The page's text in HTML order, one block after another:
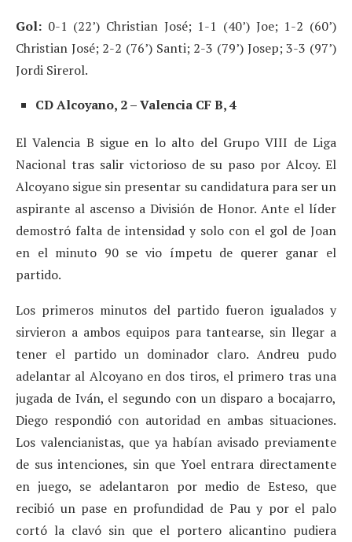
Gol: 0-1 (22’) Christian José; 1-1 (40’) Joe; 1-2 (60’)
Christian José; 2-2 (76’) Santi; 2-3 (79’) Josep; 3-3 (97’)
Jordi Sirerol.
CD Alcoyano, 2 – Valencia CF B, 4
El Valencia B sigue en lo alto del Grupo VIII de Liga
Nacional tras salir victorioso de su paso por Alcoy. El
Alcoyano sigue sin presentar su candidatura para ser un
aspirante al ascenso a División de Honor. Ante el líder
demostró falta de intensidad y solo con el gol de Joan
en el minuto 90 se vio ímpetu de querer ganar el
partido.
Los primeros minutos del partido fueron igualados y
sirvieron a ambos equipos para tantearse, sin llegar a
tener el partido un dominador claro. Andreu pudo
adelantar al Alcoyano en dos tiros, el primero tras una
jugada de Iván, el segundo con un disparo a bocajarro,
Diego respondió con autoridad en ambas situaciones.
Los valencianistas, que ya habían avisado previamente
de sus intenciones, sin que Yoel entrara directamente
en juego, se adelantaron por medio de Esteso, que
recibió un pase en profundidad de Pau y por el palo
cortó la clavó sin que el portero alicantino pudiera